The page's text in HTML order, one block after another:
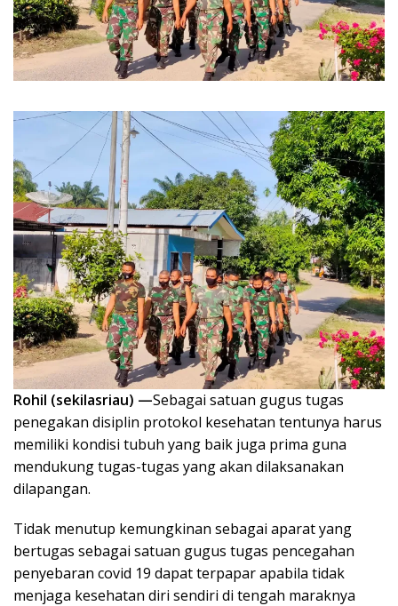
Rohil (sekilasriau) —Sebagai satuan gugus tugas
penegakan disiplin protokol kesehatan tentunya harus
memiliki kondisi tubuh yang baik juga prima guna
mendukung tugas-tugas yang akan dilaksanakan
dilapangan.
Tidak menutup kemungkinan sebagai aparat yang
bertugas sebagai satuan gugus tugas pencegahan
penyebaran covid 19 dapat terpapar apabila tidak
menjaga kesehatan diri sendiri di tengah maraknya